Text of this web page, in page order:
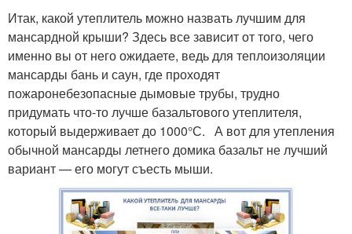
Итак, какой утеплитель можно назвать лучшим для
мансардной крыши? Здесь все зависит от того, чего
именно вы от него ожидаете, ведь для теплоизоляции
мансарды бань и саун, где проходят
пожаронебезопасные дымовые трубы, трудно
придумать что-то лучше базальтового утеплителя,
который выдерживает до 1000°С. А вот для утепления
обычной мансарды летнего домика базальт не лучший
вариант — его могут съесть мыши.